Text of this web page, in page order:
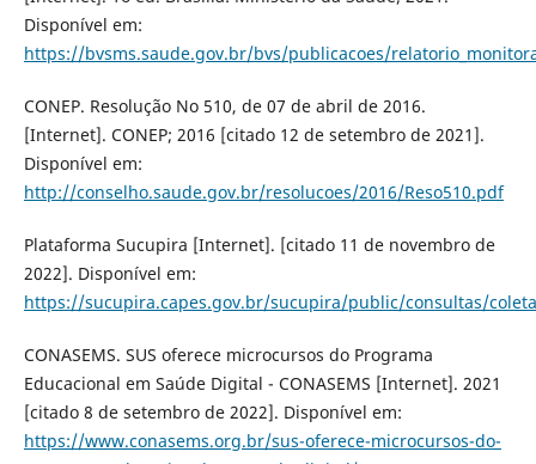
Disponível em:
https://bvsms.saude.gov.br/bvs/publicacoes/
CONEP. Resolução No 510, de 07 de abril de 2016.
[Internet]. CONEP; 2016 [citado 12 de setembro de 2021].
Disponível em:
http://conselho.saude.gov.br/resolucoes/2016/Reso510.pdf
Plataforma Sucupira [Internet]. [citado 11 de novembro de
2022]. Disponível em:
https://sucupira.capes.gov.br/sucupira/public/consultas/
CONASEMS. SUS oferece microcursos do Programa
Educacional em Saúde Digital - CONASEMS [Internet]. 2021
[citado 8 de setembro de 2022]. Disponível em:
https://www.conasems.org.br/sus-oferece-microcursos-do-